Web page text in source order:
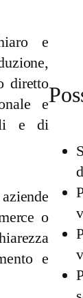
e
diretto
e
e di
o
e